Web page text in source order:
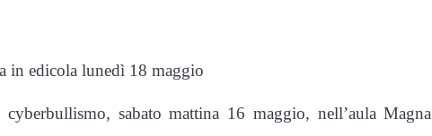
in edicola lunedì 18 maggio
sabato mattina 16 maggio, nell’aula Magna